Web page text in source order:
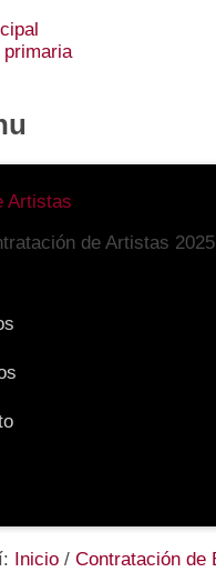
Artistas
de Artistas 2025
Inicio / Contratación de